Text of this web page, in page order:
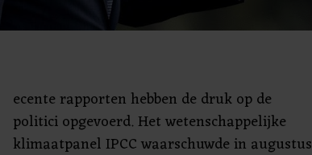
ecente rapporten hebben de druk op de
politici opgevoerd. Het wetenschappelijke
klimaatpanel IPCC waarschuwde in augustus